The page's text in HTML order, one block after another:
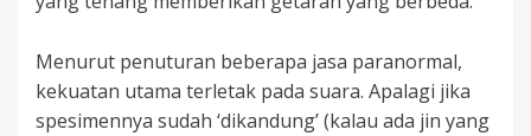
Menurut penuturan beberapa jasa paranormal,
kekuatan utama terletak pada suara. Apalagi jika
spesimennya sudah ‘dikandung’ (kalau ada jin yang